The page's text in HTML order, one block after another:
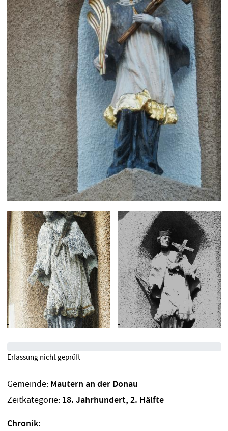
Gemeinde: Mautern an der Donau
Zeitkategorie: 18. Jahrhundert, 2. Hälfte
Chronik:
Erfassung nicht geprüft